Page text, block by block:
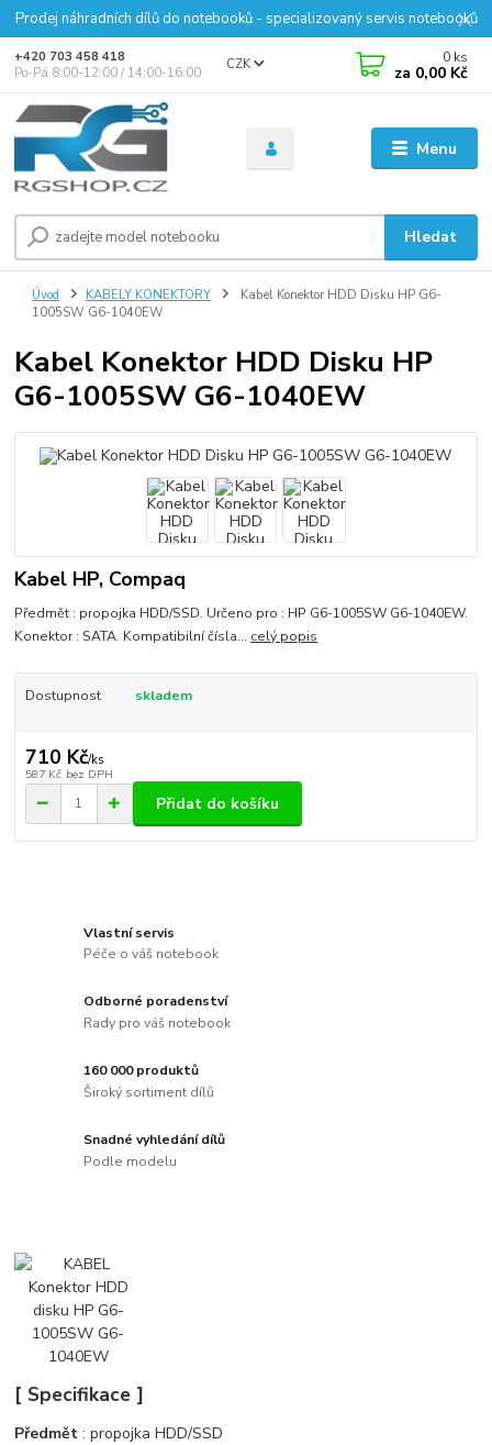
Prodej náhradních dílů do notebooků - specializovaný servis notebooků
Menu
CZK
Hledat
+420 703 458 418
Po-Pá 8:00-12:00 / 14:00-16:00
0 ks
za 0,00 Kč
Úvod KABELY KONEKTORY
Kabel Konektor HDD Disku HP G6-
1005SW G6-1040EW
Kabel Konektor HDD Disku HP
G6-1005SW G6-1040EW
Kabel HP, Compaq
Předmět : propojka HDD/SSD. Určeno pro : HP G6-1005SW G6-1040EW.
Konektor : SATA. Kompatibilní čísla... celý popis
Dostupnost skladem
710 Kč/ks
587 Kč bez DPH
Přidat do košíku
Vlastní servis
Péče o váš notebook
Odborné poradenství
Rady pro váš notebook
160 000 produktů
Široký sortiment dílů
Snadné vyhledání dílů
Podle modelu
[ Specifikace ]
Předmět : propojka HDD/SSD